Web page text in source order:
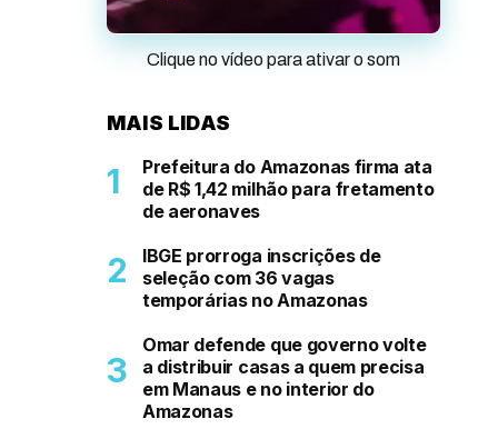
Clique no vídeo para ativar o som
MAIS LIDAS
Prefeitura do Amazonas firma ata
de R$ 1,42 milhão para fretamento
de aeronaves
IBGE prorroga inscrições de
seleção com 36 vagas
temporárias no Amazonas
Omar defende que governo volte
a distribuir casas a quem precisa
em Manaus e no interior do
Amazonas